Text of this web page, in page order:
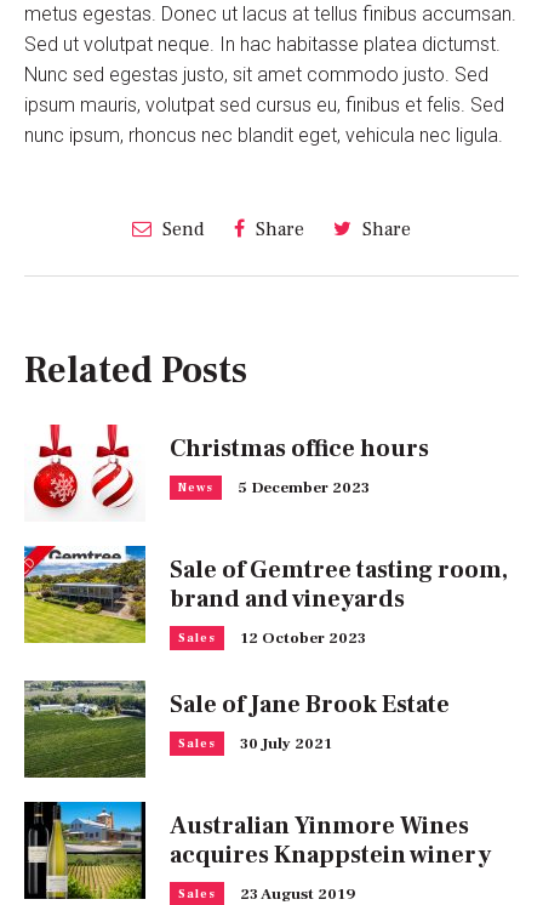
metus egestas. Donec ut lacus at tellus finibus accumsan.
Sed ut volutpat neque. In hac habitasse platea dictumst.
Nunc sed egestas justo, sit amet commodo justo. Sed
ipsum mauris, volutpat sed cursus eu, finibus et felis. Sed
nunc ipsum, rhoncus nec blandit eget, vehicula nec ligula.
Send Share Share
Related Posts
Christmas office hours
News 5 December 2023
Sale of Gemtree tasting room,
brand and vineyards
Sales 12 October 2023
Sale of Jane Brook Estate
Sales 30 July 2021
Australian Yinmore Wines
acquires Knappstein winery
Sales 23 August 2019